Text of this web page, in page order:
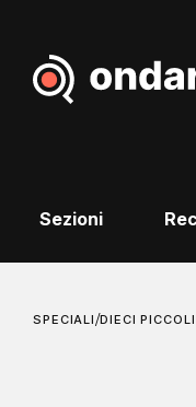
Sezioni
SPECIALI/DIECI